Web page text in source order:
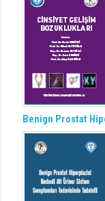
Benign Prostat